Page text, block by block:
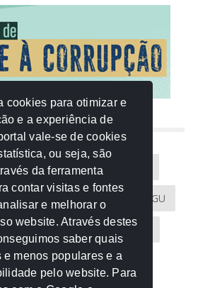
AGU AMM
CAU-MT CGU
MPC-MT MPE-MT
PF PGE-MT PGR
cookies para otimizar e
e a experiência de
vale-se de cookies
ou seja, são
da ferramenta
contar visitas e fontes
e melhorar o
website. Através destes
saber quais
menos populares e a
pelo website. Para